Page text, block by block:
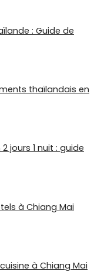
: Guide de
thaïlandais en
jours 1 nuit : guide
à Chiang Mai
à Chiang Mai